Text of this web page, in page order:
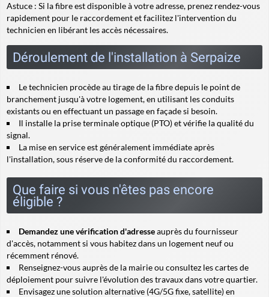
Astuce : Si la fibre est disponible à votre adresse, prenez rendez-vous
rapidement pour le raccordement et facilitez l'intervention du
technicien en libérant les accès nécessaires.
Déroulement de l'installation à Serpaize
Le technicien procède au tirage de la fibre depuis le point de
branchement jusqu'à votre logement, en utilisant les conduits
existants ou en effectuant un passage en façade si besoin.
Il installe la prise terminale optique (PTO) et vérifie la qualité du
signal.
La mise en service est généralement immédiate après
l'installation, sous réserve de la conformité du raccordement.
Que faire si vous n'êtes pas encore
éligible ?
Demandez une vérification d'adresseauprès du fournisseur
d'accès, notamment si vous habitez dans un logement neuf ou
récemment rénové.
Renseignez-vous auprès de la mairie ou consultez les cartes de
déploiement pour suivre l'évolution des travaux dans votre quartier.
Envisagez une solution alternative (4G/5G fixe, satellite) en